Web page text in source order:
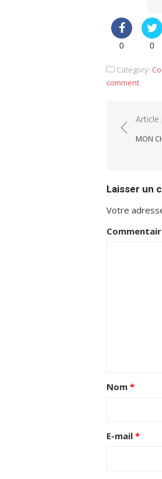
0 0
Category:
comment
de
Article
MON
Laisser un
Votre
Nom *
E-mail *